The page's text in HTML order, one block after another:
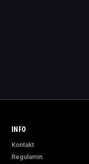
INFO
Kontakt
Regulamin